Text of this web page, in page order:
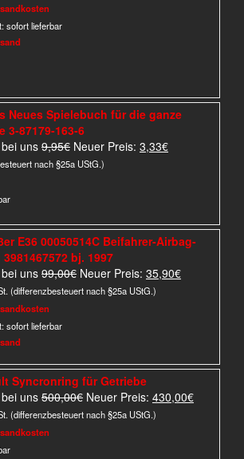
sofort lieferbar
Neues Spielebuch für die ganze
3-87179-163-6
uns 9,95€ Ursprünglicher
Preis
Neuer Preis: 3,33€Aktueller
nach §25a UStG.)
E36 00050514C Beifahrer-Airbag-
bj. 1997
uns 99,00€ Ursprünglicher
Preis
Neuer Preis: 35,90€Aktueller
(differenzbesteuert nach §25a UStG.)
sofort lieferbar
Syncronring für Getriebe
uns 500,00€ Ursprünglicher
Preis
Neuer Preis: 430,00€Aktueller
(differenzbesteuert nach §25a UStG.)